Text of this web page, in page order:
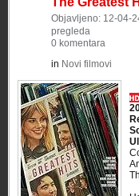
Objavljeno: 12-04-
pregleda
0 komentara
in Novi filmovi